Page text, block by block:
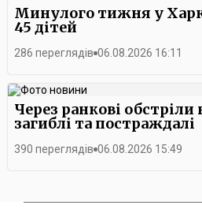
Минулого тижня у
45 дітей
286 переглядів 06.08.2026 16:11
Через ранкові
загиблі та постраждалі
390 переглядів 06.08.2026 15:49